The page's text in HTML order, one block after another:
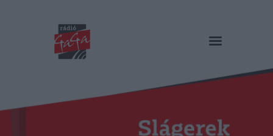
RÁDIÓ GAGA
Műsorok